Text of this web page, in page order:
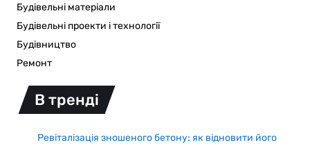
Будівельні матеріали
Будівельні проекти і технології
Будівництво
Ремонт
В тренді
Ревіталізація зношеного бетону: як відновити його